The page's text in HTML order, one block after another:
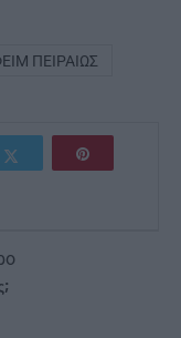
ΠΕΙΡΑΙΏΣ